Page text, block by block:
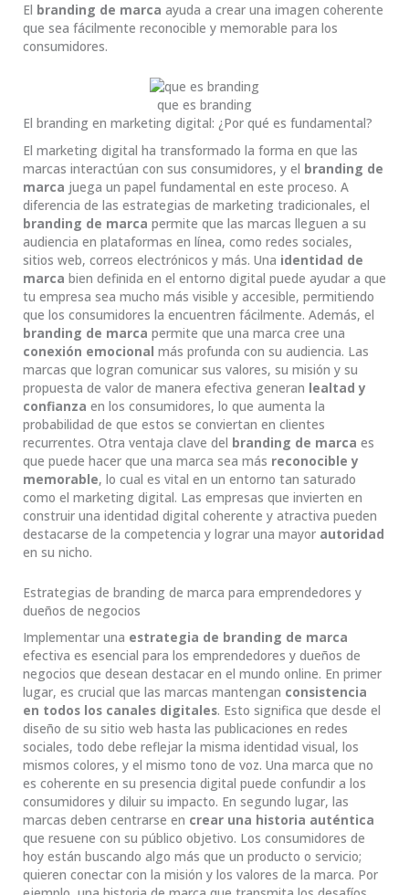
El branding de marca ayuda a crear una imagen coherente
que sea fácilmente reconocible y memorable para los
consumidores.
que es branding
El branding en marketing digital: ¿Por qué es fundamental?
El marketing digital ha transformado la forma en que las
marcas interactúan con sus consumidores, y el branding de
marca juega un papel fundamental en este proceso. A
diferencia de las estrategias de marketing tradicionales, el
branding de marca permite que las marcas lleguen a su
audiencia en plataformas en línea, como redes sociales,
sitios web, correos electrónicos y más. Una identidad de
marca bien definida en el entorno digital puede ayudar a que
tu empresa sea mucho más visible y accesible, permitiendo
que los consumidores la encuentren fácilmente. Además, el
branding de marca permite que una marca cree una
conexión emocional más profunda con su audiencia. Las
marcas que logran comunicar sus valores, su misión y su
propuesta de valor de manera efectiva generan lealtad y
confianza en los consumidores, lo que aumenta la
probabilidad de que estos se conviertan en clientes
recurrentes. Otra ventaja clave del branding de marca es
que puede hacer que una marca sea más reconocible y
memorable, lo cual es vital en un entorno tan saturado
como el marketing digital. Las empresas que invierten en
construir una identidad digital coherente y atractiva pueden
destacarse de la competencia y lograr una mayor autoridad
en su nicho.
Estrategias de branding de marca para emprendedores y
dueños de negocios
Implementar una estrategia de branding de marca
efectiva es esencial para los emprendedores y dueños de
negocios que desean destacar en el mundo online. En primer
lugar, es crucial que las marcas mantengan consistencia
en todos los canales digitales. Esto significa que desde el
diseño de su sitio web hasta las publicaciones en redes
sociales, todo debe reflejar la misma identidad visual, los
mismos colores, y el mismo tono de voz. Una marca que no
es coherente en su presencia digital puede confundir a los
consumidores y diluir su impacto. En segundo lugar, las
marcas deben centrarse en crear una historia auténtica
que resuene con su público objetivo. Los consumidores de
hoy están buscando algo más que un producto o servicio;
quieren conectar con la misión y los valores de la marca. Por